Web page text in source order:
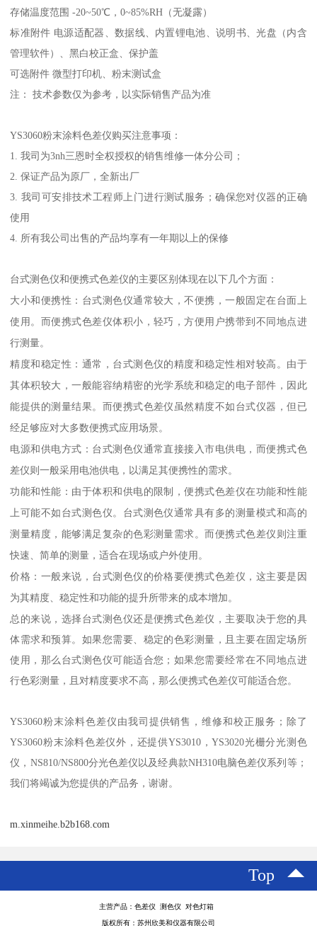
存储温度范围 -20~50℃，0~85%RH （无凝露）
标准附件 电源适配器、数据线、内置锂电池、说明书、光盘（内含
管理软件）、黑白校正盒、保护盖
可选附件 微型打印机、粉末测试盒
注：
技术参数仅为参考，以实际销售产品为准
YS3060粉末涂料色差仪购买注意事项：
1.我司为3nh三恩时全权授权的销售维修一体分公司；
2.保证产品为原厂，全新出厂
3. 我司可安排技术工程师上门进行测试服务；确保您对仪器的正确
使用
4. 所有我公司出售的产品均享有一年期以上的保修
台式测色仪和便携式色差仪的主要区别体现在以下几个方面：
大小和便携性：台式测色仪通常较大，不便携，一般固定在台面上
使用。而便携式色差仪体积小，轻巧，方便用户携带到不同地点进
行测量。
精度和稳定性：通常，台式测色仪的精度和稳定性相对较高。由于
其体积较大，一般能容纳精密的光学系统和稳定的电子部件，因此
能提供的测量结果。而便携式色差仪虽然精度不如台式仪器，但已
经足够应对大多数便携式应用场景。
电源和供电方式：台式测色仪通常直接接入市电供电，而便携式色
差仪则一般采用电池供电，以满足其便携性的需求。
功能和性能：由于体积和供电的限制，便携式色差仪在功能和性能
上可能不如台式测色仪。台式测色仪通常具有多的测量模式和高的
测量精度，能够满足复杂的色彩测量需求。而便携式色差仪则注重
快速、简单的测量，适合在现场或户外使用。
价格：一般来说，台式测色仪的价格要便携式色差仪，这主要是因
为其精度、稳定性和功能的提升所带来的成本增加。
总的来说，选择台式测色仪还是便携式色差仪，主要取决于您的具
体需求和预算。如果您需要、稳定的色彩测量，且主要在固定场所
使用，那么台式测色仪可能适合您；如果您需要经常在不同地点进
行色彩测量，且对精度要求不高，那么便携式色差仪可能适合您。
YS3060粉末涂料色差仪由我司提供销售，维修和校正服务；除了
YS3060粉末涂料色差仪外，还提供YS3010，YS3020光栅分光测色
仪， NS810/NS800分光色差仪以及经典款NH310电脑色差仪系列等；
我们将竭诚为您提供的产品务，谢谢。
m.xinmeihe.b2b168.com
Top
主营产品：色差仪 测色仪 对色灯箱
版权所有：苏州欣美和仪器有限公司